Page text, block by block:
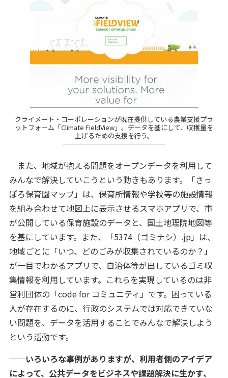
クライメート・コーポレーションが現在提供している農業支援プラ
ットフォーム「Climate FieldView」。データを基にして、収穫量を
上げるための支援を行う。
また、地域が抱える問題をオープンデータを利用して
みんなで解決していこうという動きもあります。「さっ
ぽろ保育園マップ」は、保育所情報や学校等の施設情報
を組み合わせて地図上に表示させるスマホアプリで、市
が公開している保育施設のデータと、国土地理院地図等
を基にしています。また、「5374（ゴミナシ）.jp」は、
地域ごとに「いつ、どのごみが収集されているのか？」
が一目でわかるアプリで、自治体等が出しているゴミ収
集情報を利用しています。これらを実現しているのは非
営利団体の「code for コミュニティ」です。困っている
人が存在するのに、行政のシステムでは対応できていな
い問題を、データを活用することでみんなで解決しよう
という活動です。
──いろいろな事例がありますが、利用者側のアイデア
によって、公共データをビジネスや課題解決に生かす、